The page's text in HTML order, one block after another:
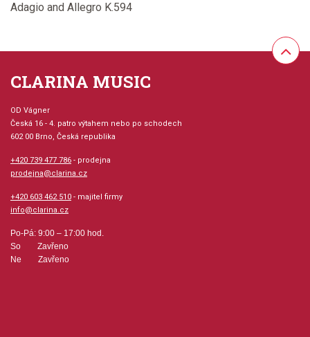
Adagio and Allegro K.594
CLARINA MUSIC
OD Vágner
Česká 16 - 4. patro výtahem nebo po schodech
602 00 Brno, Česká republika
+420 739 477 786 - prodejna
prodejna@clarina.cz
+420 603 462 510 - majitel firmy
info@clarina.cz
Po-Pá: 9:00 – 17:00 hod.
So Zavřeno
Ne Zavřeno